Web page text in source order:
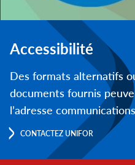
Accessibilité
Des formats alternatifs
documents fournis
l’adresse
CONTACTEZ UNIFOR